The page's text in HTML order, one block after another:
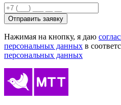
Отправить заявку
Нажимая на кнопку, я даю
персональных данных в
персональных данных